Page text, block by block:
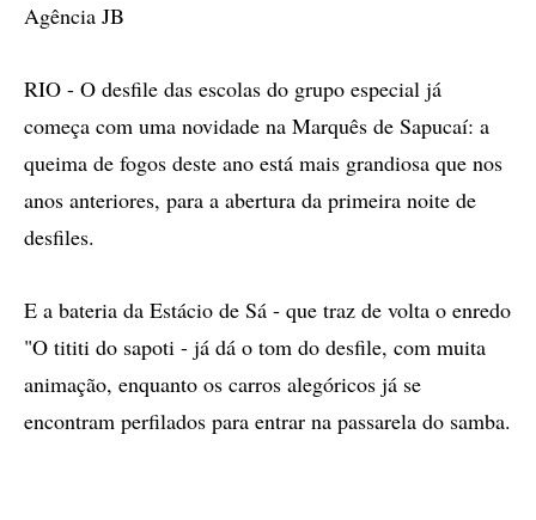
Agência JB
RIO - O desfile das escolas do grupo especial já
começa com uma novidade na Marquês de Sapucaí: a
queima de fogos deste ano está mais grandiosa que nos
anos anteriores, para a abertura da primeira noite de
desfiles.
E a bateria da Estácio de Sá - que traz de volta o enredo
"O tititi do sapoti - já dá o tom do desfile, com muita
animação, enquanto os carros alegóricos já se
encontram perfilados para entrar na passarela do samba.